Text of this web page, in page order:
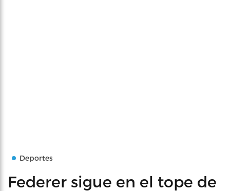
Deportes
Federer sigue en el tope de